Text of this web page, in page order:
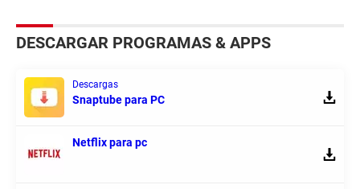
DESCARGAR PROGRAMAS & APPS
Descargas
Snaptube para PC
Netflix para pc